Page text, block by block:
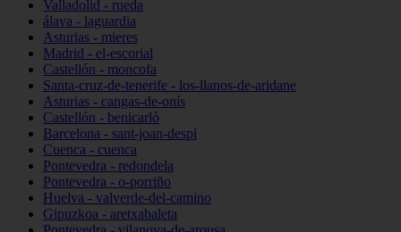
Valladolid - rueda
álava - laguardia
Asturias - mieres
Madrid - el-escorial
Castellón - moncofa
Santa-cruz-de-tenerife - los-llanos-de-aridane
Asturias - cangas-de-onís
Castellón - benicarló
Barcelona - sant-joan-despí
Cuenca - cuenca
Pontevedra - redondela
Pontevedra - o-porriño
Huelva - valverde-del-camino
Gipuzkoa - aretxabaleta